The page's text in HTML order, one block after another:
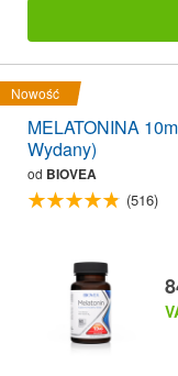
Nowość
MELATONINA
Wydany)
od BIOVEA
(516)